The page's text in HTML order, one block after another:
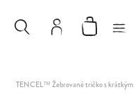
TENCEL™ Žebrované tričko s krátkým